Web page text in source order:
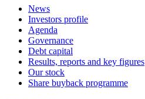
News
Investors profile
Agenda
Governance
Debt capital
Results, reports and key figures
Our stock
Share buyback programme